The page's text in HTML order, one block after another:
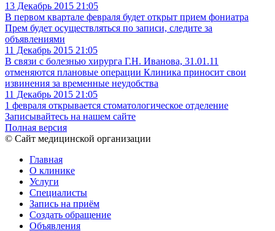
13 Декабрь 2015 21:05
В первом квартале февраля будет открыт прием фониатра
Прем будет осуществляться по записи, следите за
объявлениями
11 Декабрь 2015 21:05
В связи с болезнью хирурга Г.Н. Иванова, 31.01.11
отменяются плановые операции Клиника приносит свои
извинения за временные неудобства
11 Декабрь 2015 21:05
1 февраля открывается стоматологическое отделение
Записывайтесь на нашем сайте
Полная версия
© Сайт медицинской организации
Главная
О клинике
Услуги
Специалисты
Запись на приём
Создать обращение
Объявления